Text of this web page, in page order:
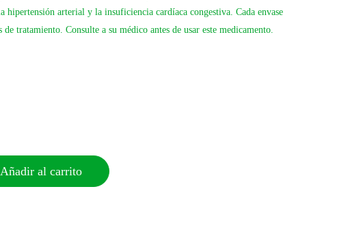
hipertensión arterial y la insuficiencia cardíaca congestiva. Cada envase
de tratamiento. Consulte a su médico antes de usar este medicamento.
Añadir al carrito